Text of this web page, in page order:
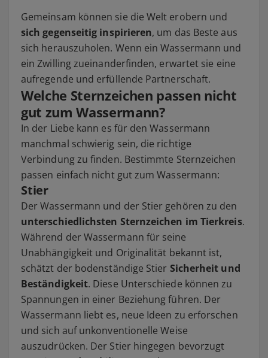
Gemeinsam können sie die Welt erobern und
sich gegenseitig inspirieren, um das Beste aus
sich herauszuholen. Wenn ein Wassermann und
ein Zwilling zueinanderfinden, erwartet sie eine
aufregende und erfüllende Partnerschaft.
Welche Sternzeichen passen nicht
gut zum Wassermann?
In der Liebe kann es für den Wassermann
manchmal schwierig sein, die richtige
Verbindung zu finden. Bestimmte Sternzeichen
passen einfach nicht gut zum Wassermann:
Stier
Der Wassermann und der Stier gehören zu den
unterschiedlichsten Sternzeichen im Tierkreis.
Während der Wassermann für seine
Unabhängigkeit und Originalität bekannt ist,
schätzt der bodenständige Stier Sicherheit und
Beständigkeit. Diese Unterschiede können zu
Spannungen in einer Beziehung führen. Der
Wassermann liebt es, neue Ideen zu erforschen
und sich auf unkonventionelle Weise
auszudrücken. Der Stier hingegen bevorzugt